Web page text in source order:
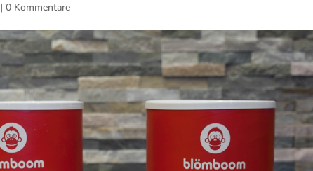
|0 Kommentare